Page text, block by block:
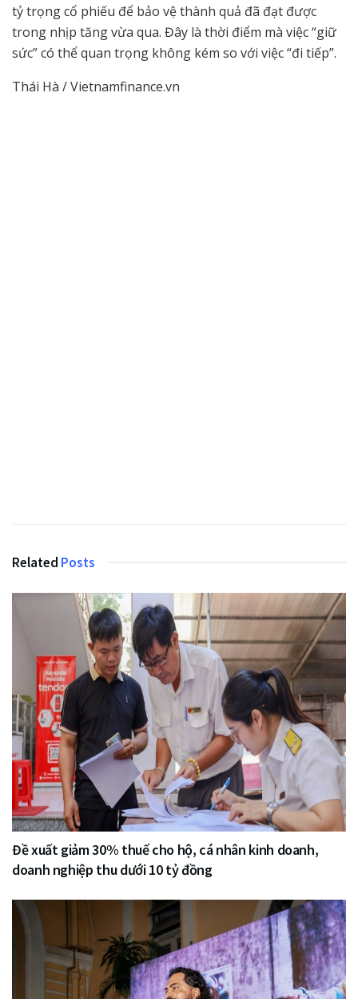
tỷ trọng cổ phiếu để bảo vệ thành quả đã đạt được
trong nhịp tăng vừa qua. Đây là thời điểm mà việc “giữ
sức” có thể quan trọng không kém so với việc “đi tiếp”.
Thái Hà / Vietnamfinance.vn
Related Posts
Đề xuất giảm 30% thuế cho hộ, cá nhân kinh doanh,
doanh nghiệp thu dưới 10 tỷ đồng